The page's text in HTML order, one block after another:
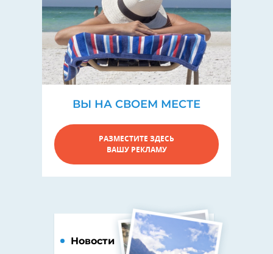
ВЫ НА СВОЕМ МЕСТЕ
РАЗМЕСТИТЕ ЗДЕСЬ
ВАШУ РЕКЛАМУ
Новости